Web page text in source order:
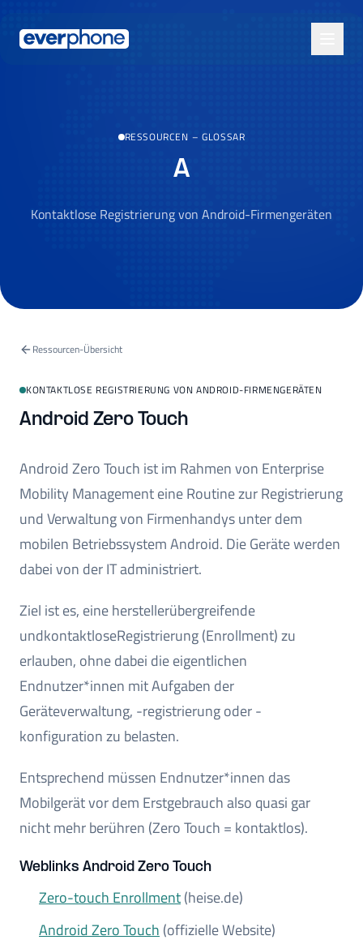
RESSOURCEN – GLOSSAR
A
Kontaktlose Registrierung von Android-Firmengeräten
Ressourcen-Übersicht
KONTAKTLOSE REGISTRIERUNG VON ANDROID-FIRMENGERÄTEN
Android Zero Touch
Android Zero Touch ist im Rahmen von Enterprise
Mobility Management eine Routine zur Registrierung
und Verwaltung von Firmenhandys unter dem
mobilen Betriebssystem Android. Die Geräte werden
dabei von der IT administriert.
Ziel ist es, eine herstellerübergreifende
undkontaktloseRegistrierung (Enrollment) zu
erlauben, ohne dabei die eigentlichen
Endnutzer*innen mit Aufgaben der
Geräteverwaltung, -registrierung oder -
konfiguration zu belasten.
Entsprechend müssen Endnutzer*innen das
Mobilgerät vor dem Erstgebrauch also quasi gar
nicht mehr berühren (Zero Touch = kontaktlos).
Weblinks Android Zero Touch
Zero-touch Enrollment(heise.de)
Android Zero Touch (offizielle Website)